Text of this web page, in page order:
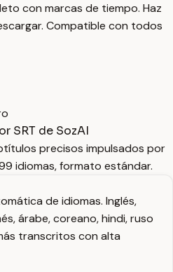
con marcas de tiempo. Haz
Compatible con todos
SRT de SozAI
precisos impulsados por
idiomas, formato estándar.
de idiomas. Inglés,
árabe, coreano, hindi, ruso
transcritos con alta